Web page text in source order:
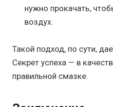
нужно прокачать,
воздух.
Такой подход, по сути,
Секрет успеха — в
правильной смазке.